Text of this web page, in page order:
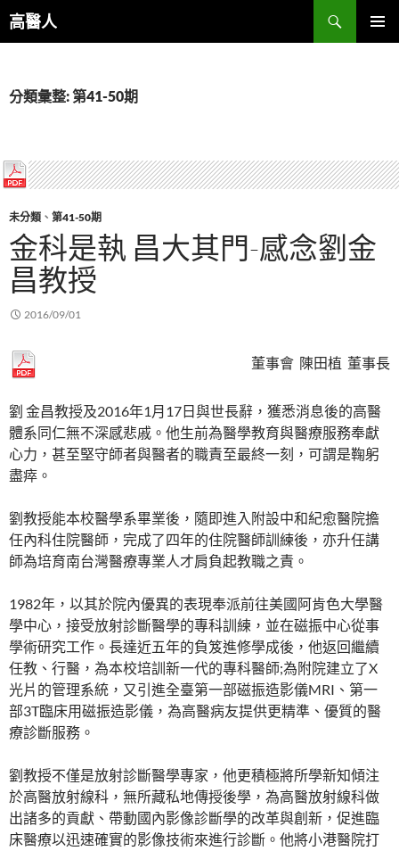
至
內
高醫人
搜
尋
分類彙整: 第41-50期
未分類 、 第41-50期
金科是執 昌大其門-感念劉金
昌教授
2016/09/01
董事會 陳田植 董事長
劉 金昌教授及2016年1月17日與世長辭，獲悉消息後的高醫
體系同仁無不深感悲戚。他生前為醫學教育與醫療服務奉獻
心力，甚至堅守師者與醫者的職責至最終一刻，可謂是鞠躬
盡瘁。
劉教授能本校醫學系畢業後，隨即進入附設中和紀愈醫院擔
任內科住院醫師，完成了四年的住院醫師訓練後，亦升任講
師為培育南台灣醫療專業人才肩負起教職之責。
1982年，以其於院內優異的表現奉派前往美國阿肯色大學醫
學中心，接受放射診斷醫學的專科訓練，並在磁振中心從事
學術研究工作。長達近五年的負笈進修學成後，他返回繼續
任教、行醫，為本校培訓新一代的專科醫師;為附院建立了X
光片的管理系統，又引進全臺第一部磁振造影儀MRI、第一
部3T臨床用磁振造影儀，為高醫病友提供更精準、優質的醫
療診斷服務。
劉教授不僅是放射診斷醫學專家，他更積極將所學新知傾注
於高醫放射線科，無所藏私地傳授後學，為高醫放射線科做
出諸多的貢獻、帶動國內影像診斷學的改革與創新，促進臨
床醫療以迅速確實的影像技術來進行診斷。他將小港醫院打